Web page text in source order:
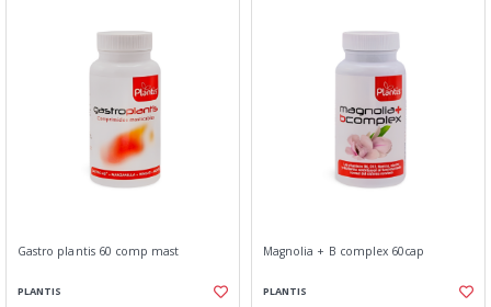
Gastro plantis 60 comp mast
PLANTIS
Magnolia + B complex 60cap
PLANTIS